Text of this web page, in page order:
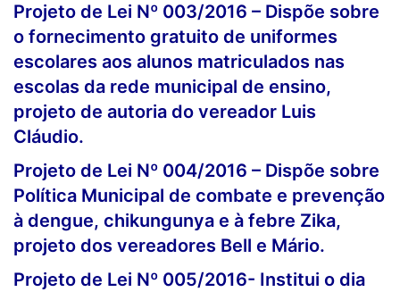
Projeto de Lei Nº 003/2016 – Dispõe sobre
o fornecimento gratuito de uniformes
escolares aos alunos matriculados nas
escolas da rede municipal de ensino,
projeto de autoria do vereador Luis
Cláudio.
Projeto de Lei Nº 004/2016 – Dispõe sobre
Política Municipal de combate e prevenção
à dengue, chikungunya e à febre Zika,
projeto dos vereadores Bell e Mário.
Projeto de Lei Nº 005/2016- Institui o dia